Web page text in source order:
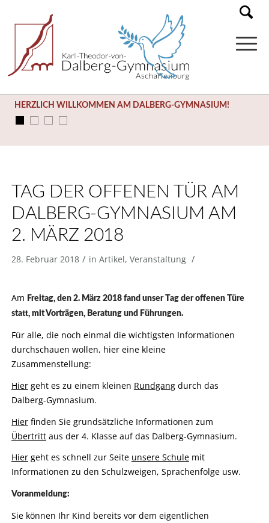
HERZLICH WILLKOMMEN AM DALBERG-GYMNASIUM!
TAG DER OFFENEN TÜR AM
DALBERG-GYMNASIUM AM
2. MÄRZ 2018
28. Februar 2018 / in Artikel, Veranstaltung /
Am Freitag, den 2. März 2018 fand unser Tag der offenen Türe
statt, mit Vorträgen, Beratung und Führungen.
Für alle, die noch einmal die wichtigsten Informationen
durchschauen wollen, hier eine kleine
Zusammenstellung:
Hiergeht es zu einem kleinen Rundgangdurch das
Dalberg-Gymnasium.
Hierfinden Sie grundsätzliche Informationen zum
Übertrittaus der 4. Klasse auf das Dalberg-Gymnasium.
Hiergeht es schnell zur Seite unsere Schulemit
Informationen zu den Schulzweigen, Sprachenfolge usw.
Voranmeldung:
Sie können Ihr Kind bereits vor dem eigentlichen